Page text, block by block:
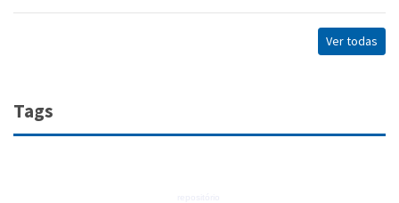
Ver todas
Tags